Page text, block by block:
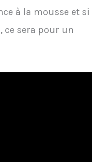
à la mousse et si
ce sera pour un